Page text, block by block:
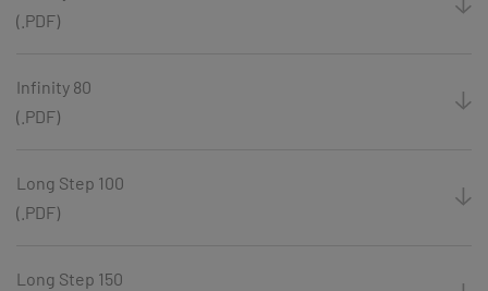
(.PDF)
Infinity 80
(.PDF)
Long Step 100
(.PDF)
Long Step 150